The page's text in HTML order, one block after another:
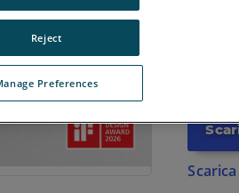
tuoi
Preferences
Reject